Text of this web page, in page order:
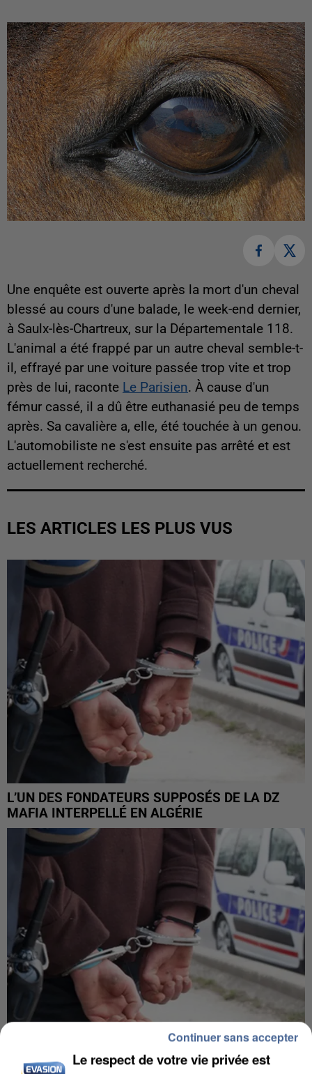
Une enquête est ouverte après la mort d'un cheval
blessé au cours d'une balade, le week-end dernier,
à Saulx-lès-Chartreux, sur la Départementale 118.
L'animal a été frappé par un autre cheval semble-t-
il, effrayé par une voiture passée trop vite et trop
près de lui, raconte Le Parisien. À cause d'un
fémur cassé, il a dû être euthanasié peu de temps
après. Sa cavalière a, elle, été touchée à un genou.
L'automobiliste ne s'est ensuite pas arrêté et est
actuellement recherché.
LES ARTICLES LES PLUS VUS
L’UN DES FONDATEURS SUPPOSÉS DE LA DZ
MAFIA INTERPELLÉ EN ALGÉRIE
UN SECOND CADRE DE LA DZ MAFIA
Le respect de votre vie privée est
Continuer sans accepter